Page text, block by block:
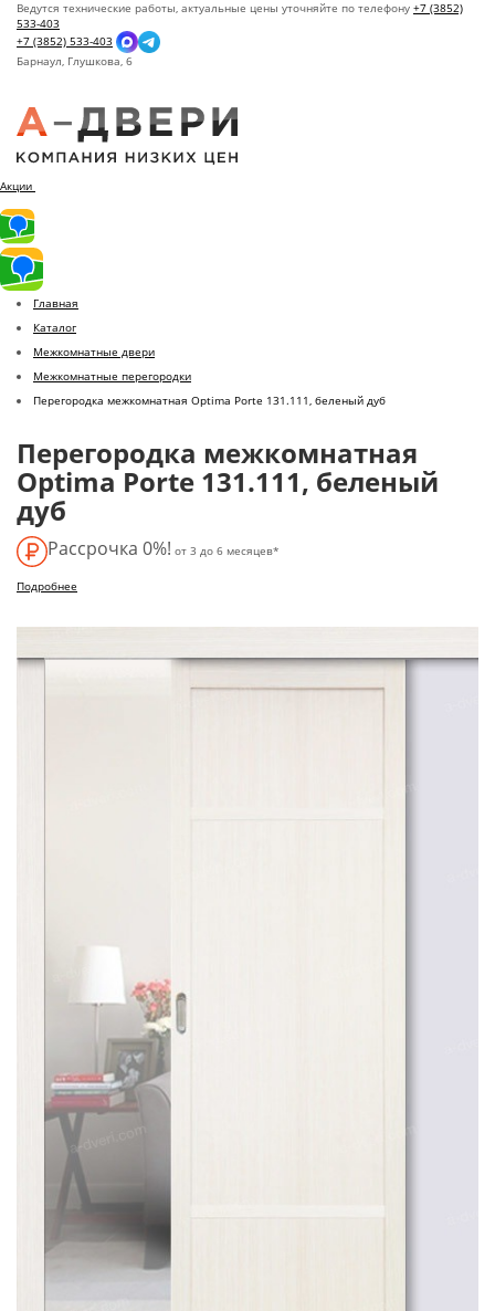
Ведутся технические работы, актуальные цены уточняйте по телефону +7 (3852)
533-403
+7 (3852) 533-403
Барнаул, Глушкова, 6
Акции
Главная
Каталог
Межкомнатные двери
Межкомнатные перегородки
Перегородка межкомнатная Optima Porte 131.111, беленый дуб
Перегородка межкомнатная
Optima Porte 131.111, беленый
дуб
Рассрочка 0%! от 3 до 6 месяцев*
Подробнее